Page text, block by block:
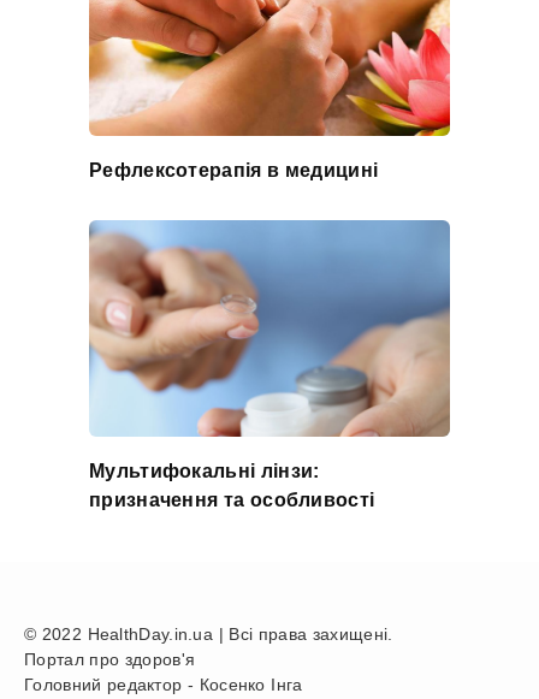
Рефлексотерапія в медицині
Мультифокальні лінзи:
призначення та особливості
© 2022 HealthDay.in.ua | Всі права захищені.
Портал про здоров'я
Головний редактор - Косенко Інга